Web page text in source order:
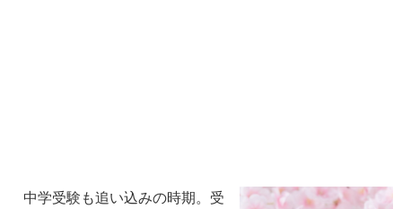
中学受験も追い込みの時期。受